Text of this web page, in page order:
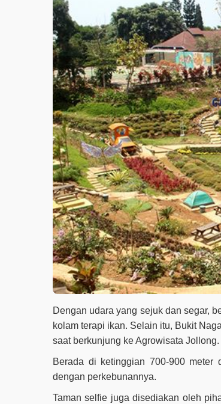
Dengan udara yang sejuk dan segar,
kolam terapi ikan. Selain itu, Bukit
saat berkunjung ke Agrowisata Jollong.
Berada di ketinggian 700-900 meter
dengan perkebunannya.
Taman selfie juga disediakan oleh